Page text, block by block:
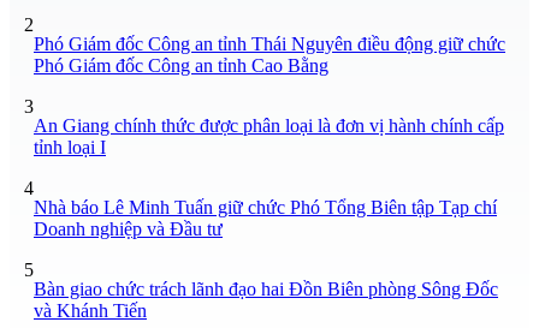
2
Phó Giám đốc Công an tỉnh Thái Nguyên điều động giữ chức
Phó Giám đốc Công an tỉnh Cao Bằng
3
An Giang chính thức được phân loại là đơn vị hành chính cấp
tỉnh loại I
4
Nhà báo Lê Minh Tuấn giữ chức Phó Tổng Biên tập Tạp chí
Doanh nghiệp và Đầu tư
5
Bàn giao chức trách lãnh đạo hai Đồn Biên phòng Sông Đốc
và Khánh Tiến